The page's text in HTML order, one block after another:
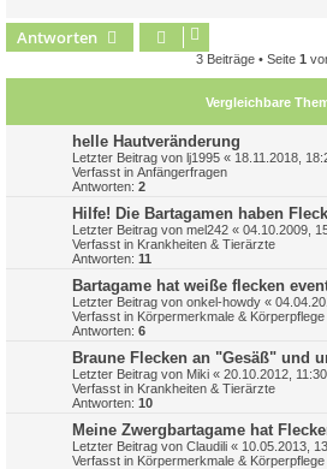
Antworten
3 Beiträge • Seite 1
Vergleichbare
helle Hautveränderung
Letzter Beitrag von lj1995 « 18.11.2018,
Verfasst in Anfängerfragen
Antworten: 2
Hilfe! Die Bartagamen haben
Letzter Beitrag von mel242 « 04.10.2009,
Verfasst in Krankheiten & Tierärzte
Antworten: 11
Bartagame hat weiße flecken
Letzter Beitrag von onkel-howdy «
Verfasst in Körpermerkmale & Körperpflege
Antworten: 6
Braune Flecken an "Gesäß" und
Letzter Beitrag von Miki « 20.10.2012, 11:30
Verfasst in Krankheiten & Tierärzte
Antworten: 10
Meine Zwergbartagame hat
Letzter Beitrag von Claudili « 10.05.2013,
Verfasst in Körpermerkmale & Körperpflege